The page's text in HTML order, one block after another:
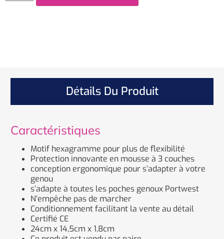
Détails Du Produit
Caractéristiques
Motif hexagramme pour plus de flexibilité
Protection innovante en mousse à 3 couches
conception ergonomique pour s’adapter à votre
genou
s’adapte à toutes les poches genoux Portwest
N’empêche pas de marcher
Conditionnement facilitant la vente au détail
Certifié CE
24cm x 14,5cm x 1,8cm